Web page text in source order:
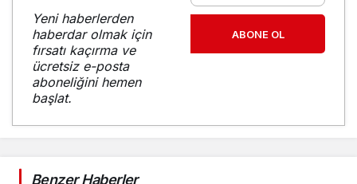
Yeni haberlerden
haberdar olmak için
fırsatı kaçırma ve
ücretsiz e-posta
aboneliğini hemen
başlat.
ABONE OL
Benzer Haberler